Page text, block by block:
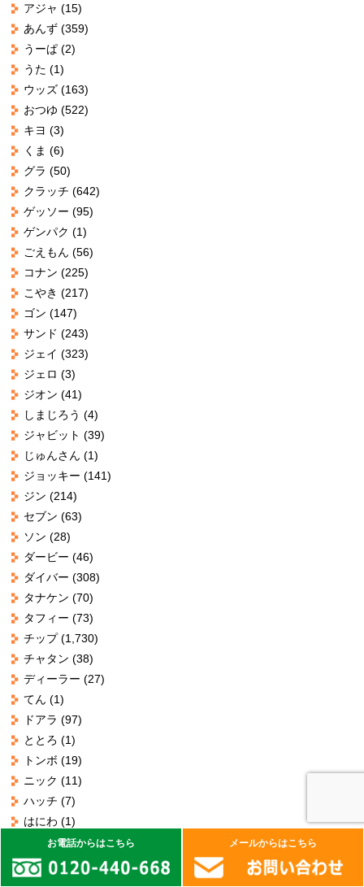
アジャ (15)
あんず(359)
うーぱ(2)
うた (1)
ウッズ(163)
おつゆ (522)
キヨ (3)
くま (6)
グラ (50)
クラッチ (642)
ゲッソー (95)
ゲンパク (1)
ごえもん (56)
コナン (225)
こやき (217)
ゴン (147)
サンド (243)
ジェイ (323)
ジェロ (3)
ジオン (41)
しまじろう (4)
ジャビット (39)
じゅんさん (1)
ジョッキー (141)
ジン (214)
セブン (63)
ソン (28)
ダービー (46)
ダイバー (308)
タナケン (70)
タフィー (73)
チップ(1,730)
チャタン (38)
ディーラー (27)
てん (1)
ドアラ (97)
ととろ (1)
トンボ (19)
ニック (11)
ハッチ (7)
はにわ (1)
ぴょん(75)
ぷり (13)
お電話からはこちら メールからはこちら